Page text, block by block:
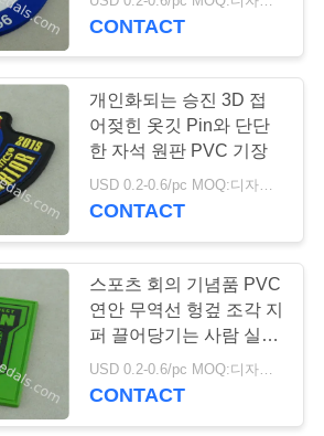
메달
된 동전
219
CONTACT
개인화되는 승진 3D 접
어젖힌 옷깃 Pin와 단단
한 자석 원판 PVC 기장
USD 0.2-0.6/pc MOQ:디자인 당 100 PC
CONTACT
스포츠 회의 기념품 PVC
연안 무역선 헝겊 조각 지
퍼 끌어당기는 사람 실리
콘
USD 0.2-0.6/pc MOQ:디자인 당 100 PC
CONTACT